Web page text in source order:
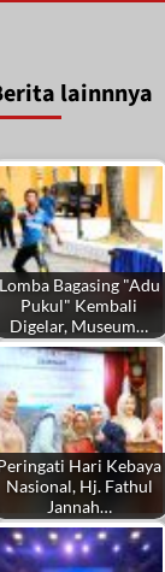
lainnnya
Lomba Bagasing "Adu
Pukul" Kembali
Digelar, Museum…
Hari Kebaya
Nasional, Hj. Fathul
Jannah…